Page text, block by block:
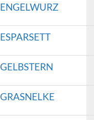
ENGELWURZ
ESPARSETT
GELBSTERN
GRASNELKE